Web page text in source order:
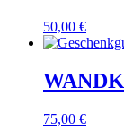
50,00 €
75,00 €